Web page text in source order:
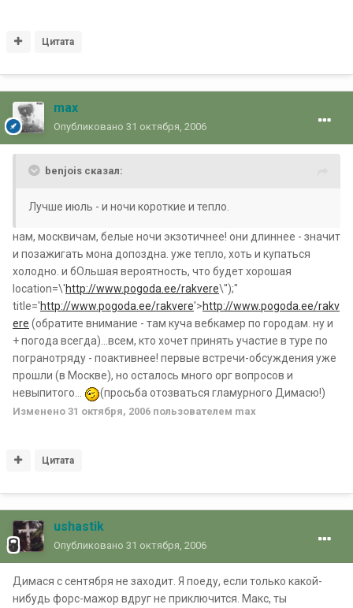
Цитата
max
Опубликовано 31 октября, 2006
benjois сказал:
Лучше июль - и ночи короткие и тепло.
нам, москвичам, белые ночи экзотичнее! они длиннее - значит
и позажигать мона допоздна. уже тепло, хоть и купаться
холодно. и бОльшая вероятность, что будет хорошая
location=\'http://www.pogoda.ee/rakvere\'');"
title='http://www.pogoda.ee/rakvere'>http://www.pogoda.ee/rakv
ere (обратите внимание - там куча вебкамер по городам. ну и
+ погода всегда)...всем, кто хочет принять участие в туре по
погранотряду - поактивнее! первые встречи-обсуждения уже
прошли (в Москве), но осталось много орг вопросов и
невыпитого...
(просьба отозваться гламурного Димасю!)
Изменено 31 октября, 2006 пользователем max
Цитата
ushastik
Опубликовано 31 октября, 2006
Димася с сентября не заходит. Я поеду, если только какой-
нибудь форс-мажор вдруг не приключится. Макс, ты